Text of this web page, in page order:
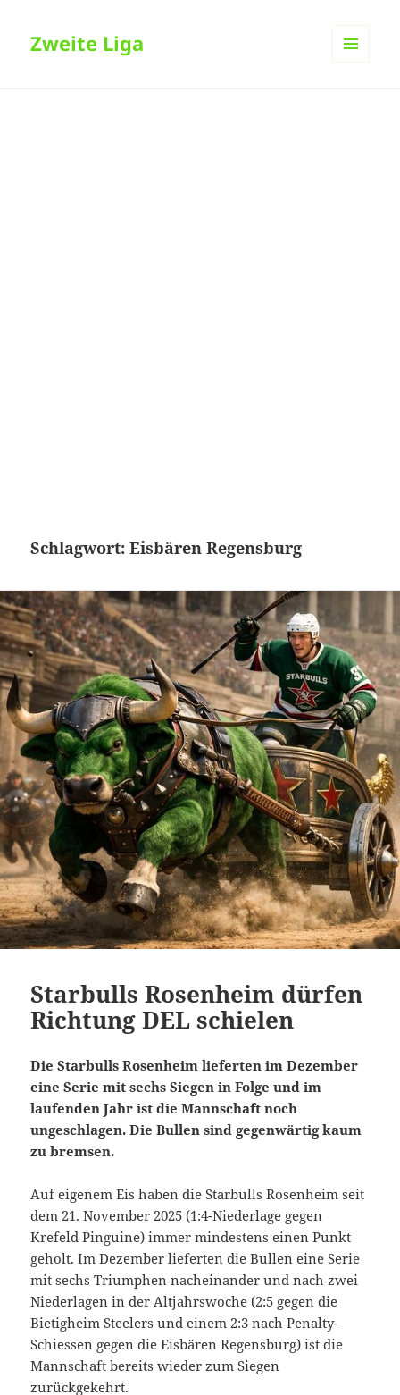
Zweite Liga
Schlagwort:Eisbären Regensburg
Starbulls Rosenheim dürfen
Richtung DEL schielen
Die Starbulls Rosenheim lieferten im Dezember
eine Serie mit sechs Siegen in Folge und im
laufenden Jahr ist die Mannschaft noch
ungeschlagen. Die Bullen sind gegenwärtig kaum
zu bremsen.
Auf eigenem Eis haben die Starbulls Rosenheim seit
dem 21. November 2025 (1:4-Niederlage gegen
Krefeld Pinguine) immer mindestens einen Punkt
geholt. Im Dezember lieferten die Bullen eine Serie
mit sechs Triumphen nacheinander und nach zwei
Niederlagen in der Altjahrswoche (2:5 gegen die
Bietigheim Steelers und einem 2:3 nach Penalty-
Schiessen gegen die Eisbären Regensburg) ist die
Mannschaft bereits wieder zum Siegen
zurückgekehrt.